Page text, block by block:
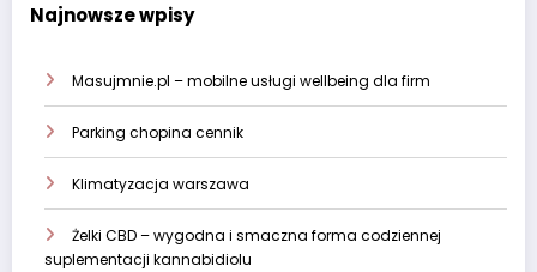
Najnowsze wpisy
Masujmnie.pl – mobilne usługi wellbeing dla firm
Parking chopina cennik
Klimatyzacja warszawa
Żelki CBD – wygodna i smaczna forma codziennej
suplementacji kannabidiolu